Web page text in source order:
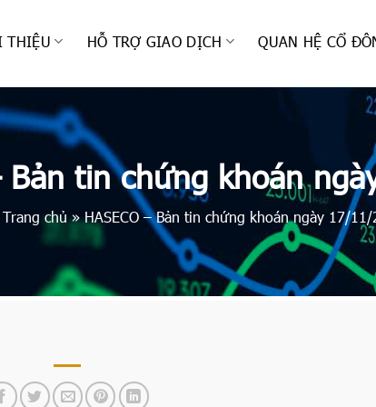
THIỆU HỖ TRỢ GIAO DỊCH QUAN HỆ CỔ
Bản tin chứng khoán
Trang chủ»HASECO – Bản tin chứng khoán ngày 17/11/